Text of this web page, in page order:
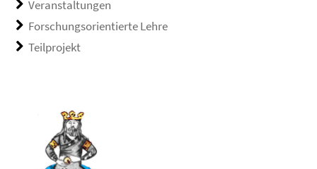
Veranstaltungen
Forschungsorientierte Lehre
Teilprojekt